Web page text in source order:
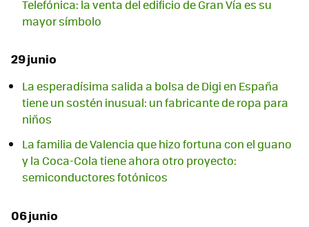
Telefónica: la venta del edificio de Gran Vía es su
mayor símbolo
29 junio
La esperadísima salida a bolsa de Digi en España
tiene un sostén inusual: un fabricante de ropa para
niños
La familia de Valencia que hizo fortuna con el guano
y la Coca-Cola tiene ahora otro proyecto:
semiconductores fotónicos
06 junio